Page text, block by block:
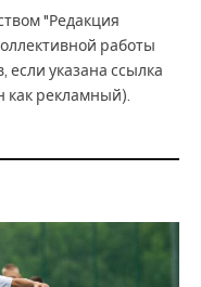
"Редакция
работы
если указана ссылка
как рекламный).